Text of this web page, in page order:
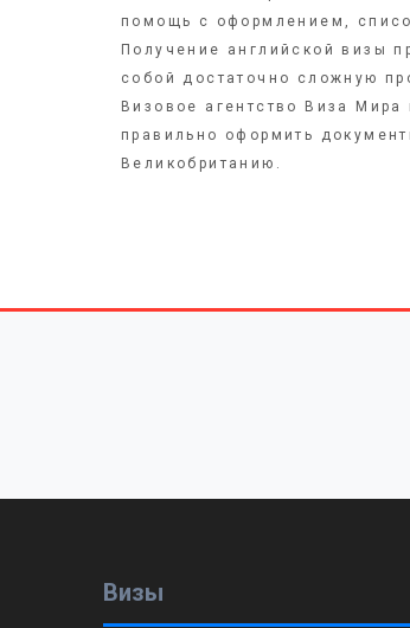
помощь с оформлением,
Получение английской визы
собой достаточно сложную
Визовое агентство Виза
правильно оформить
Великобританию.
Визы